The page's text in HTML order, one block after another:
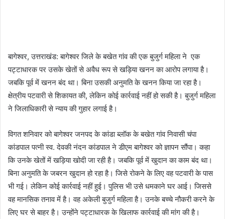
बागेश्वर, उत्तराखंड: बागेश्वर जिले के बखेत गांव की एक बुजुर्ग महिला ने एक
पट्टाधारक पर उसके खेतों से अवैध रूप से खड़िया खनन का आरोप लगाया है।
जबकि पूर्व में खनन बंद था। बिना उसकी अनुमति के खनन किया जा रहा है।
क्षेत्रीय पटवारी से शिकायत की, लेकिन कोई कार्रवाई नहीं हो सकी है। बुजुर्ग महिला
ने जिलाधिकारी से न्याय की गुहार लगाई है।
विगत शनिवार को बागेश्वर जनपद के कांडा ब्लॉक के बखेत गांव निवासी चंपा
कांडपाल पत्नी स्व. देवकी नंदन कांडपाल ने डीएम बागेश्वर को ज्ञापन सौंपा। कहा
कि उनके खेतों में खड़िया खोदी जा रही है। जबकि पूर्व में खुदान का काम बंद था।
बिना अनुमति के जबरन खुदान हो रहा है। जिसे रोकने के लिए वह पटवारी के पास
भी गई। लेकिन कोई कार्रवाई नहीं हुई। पुलिस भी उसे धमकाने घर आई। जिससे
वह मानसिक तनाव में है। वह अकेली बुजुर्ग महिला है। उनके बच्चे नौकरी करने के
लिए घर से बाहर है। उन्होंने पट्टाधारक के खिलाफ कार्रवाई की मांग की है।